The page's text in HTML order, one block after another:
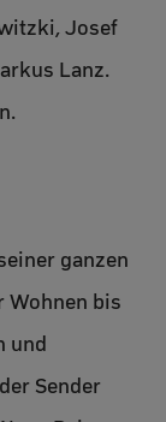
Josef
Lanz.
ganzen
Wohnen bis
und
Sender